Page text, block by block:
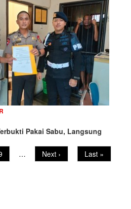
Pakai Sabu, Langsung
…
Next
page
Next ›
Last
page
Last »